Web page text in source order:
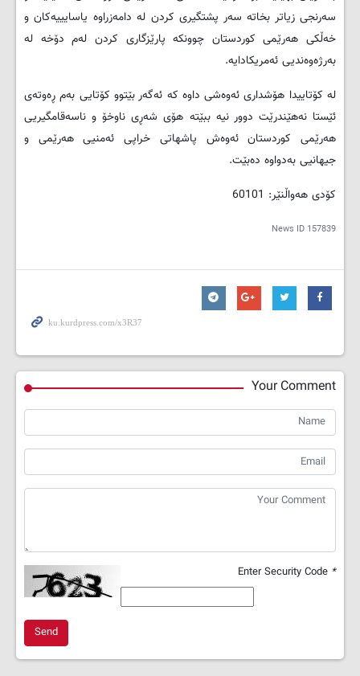
سەرنجی زیاتر بخاتە سەر پشتگیری کردن لە دامەزراوە یاسایییەکان و
خەڵکی هەرێمی کوردستان چوونکە پارێزگاری کردن لەم دۆخە لە
بەرژەوەندیی ئەمریکادایە.
لە کۆتاییدا هۆشداری ئەوەشی داوە کە ئەگەر بێتوو کۆتایی بەم ڕەوتەی
ئێستا نەهێندرێت دوور نیە ببێتە هۆی شەڕی ناوخۆ و ناسەقامگیریی
هەرێمی کوردستان ئەوەش پاشهاتی خراپی ئەمنیی هەرێمی و
جیهانیی بەدواوە دەبێت.
کۆدی هەواڵنێر: 60101
News ID 157839
Your Comment
*
Send